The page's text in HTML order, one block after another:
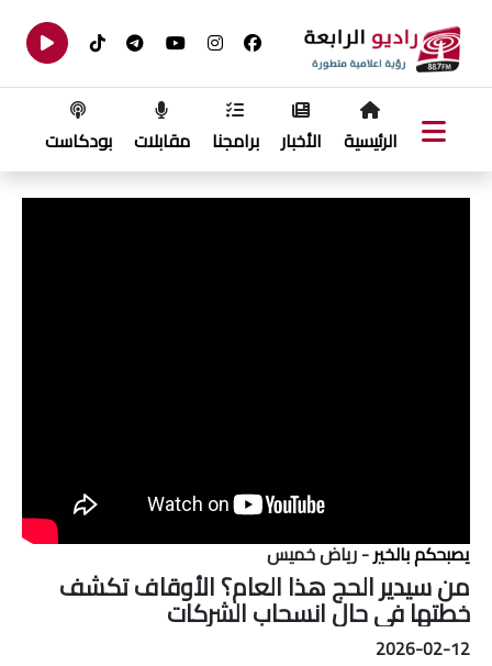
الرئيسية الأخبار برامجنا مقابلات بودكاست
يصبحكم بالخير- رياض خميس
من سيدير الحج هذا العام؟ الأوقاف تكشف
خطتها في حال انسحاب الشركات
2026-02-12